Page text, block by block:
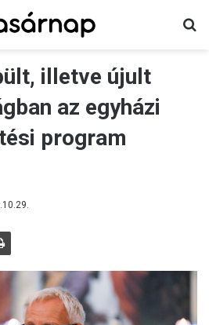
illetve újult
az egyházi
program